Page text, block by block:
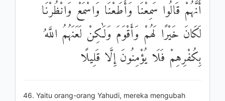
أَنَّهُمْ قَالُوا سَمِعْنَا وَأَطَعْنَا وَاسْمَعْ وَانْظُرْنَا
لَكَانَ خَيْرًا لَهُمْ وَأَقْوَمَ وَلَٰكِنْ لَعَنَهُمُ اللَّهُ
بِكُفْرِهِمْ فَلَا يُؤْمِنُونَ إِلَّا قَلِيلًا
46. Yaitu orang-orang Yahudi, mereka mengubah